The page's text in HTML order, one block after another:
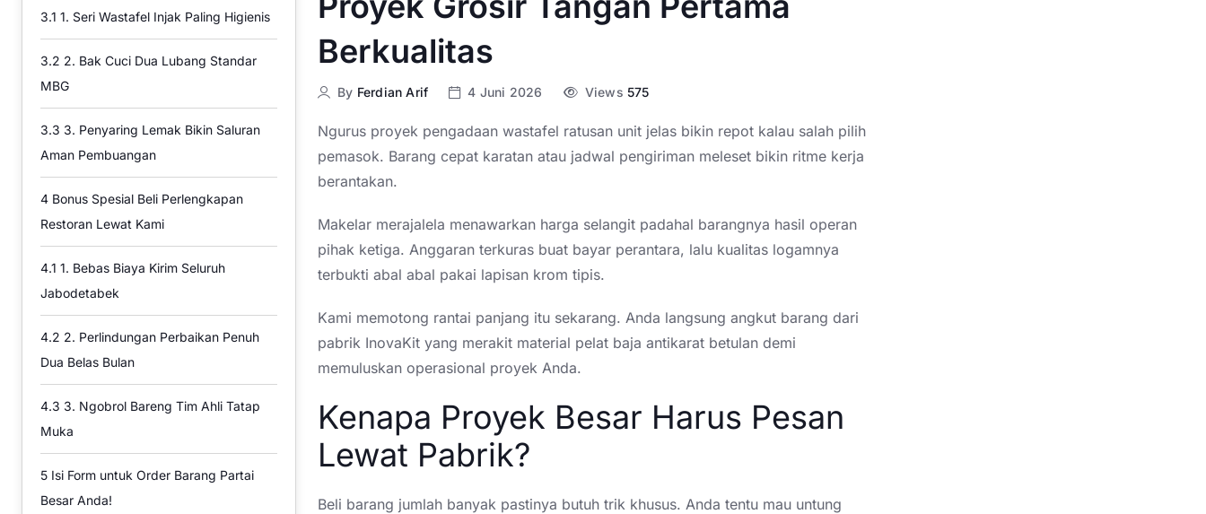
3.1 1. Seri Wastafel Injak Paling Higienis
3.2 2. Bak Cuci Dua Lubang Standar
MBG
3.3 3. Penyaring Lemak Bikin Saluran
Aman Pembuangan
4 Bonus Spesial Beli Perlengkapan
Restoran Lewat Kami
4.1 1. Bebas Biaya Kirim Seluruh
Jabodetabek
4.2 2. Perlindungan Perbaikan Penuh
Dua Belas Bulan
4.3 3. Ngobrol Bareng Tim Ahli Tatap
Muka
5 Isi Form untuk Order Barang Partai
Besar Anda!
Berkualitas
By Ferdian Arif 4 Juni 2026 Views 575
Ngurus proyek pengadaan wastafel ratusan unit jelas bikin repot kalau salah pilih
pemasok. Barang cepat karatan atau jadwal pengiriman meleset bikin ritme kerja
berantakan.
Makelar merajalela menawarkan harga selangit padahal barangnya hasil operan
pihak ketiga. Anggaran terkuras buat bayar perantara, lalu kualitas logamnya
terbukti abal abal pakai lapisan krom tipis.
Kami memotong rantai panjang itu sekarang. Anda langsung angkut barang dari
pabrik InovaKit yang merakit material pelat baja antikarat betulan demi
memuluskan operasional proyek Anda.
Kenapa Proyek Besar Harus Pesan
Lewat Pabrik?
Beli barang jumlah banyak pastinya butuh trik khusus. Anda tentu mau untung